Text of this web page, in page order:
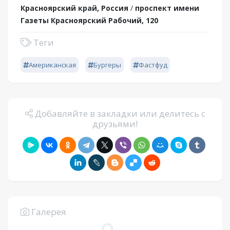
Красноярский край, Россия / проспект имени
Газеты Красноярский Рабочий, 120
Теги
Американская Бургеры Фастфуд
Добавляйте в закладки или делитесь с
друзьями!
Галерея